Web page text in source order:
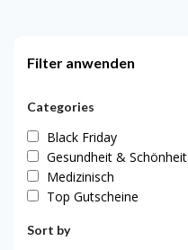
Filter anwenden
Categories
Black Friday
Gesundheit & Schönheit
Medizinisch
Top Gutscheine
Sort by